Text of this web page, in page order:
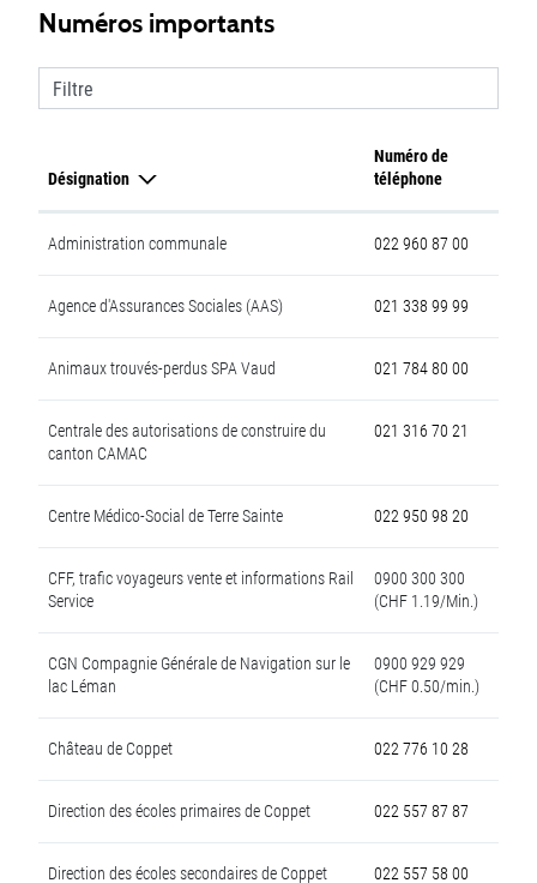
Numéros importants
Filtre
Désignation
Numéro de
téléphone
Administration communale 022 960 87 00
Agence d'Assurances Sociales (AAS) 021 338 99 99
Animaux trouvés-perdus SPA Vaud 021 784 80 00
Centrale des autorisations de construire du
canton CAMAC
021 316 70 21
Centre Médico-Social de Terre Sainte 022 950 98 20
CFF, trafic voyageurs vente et informations Rail
Service
0900 300 300
(CHF 1.19/Min.)
CGN Compagnie Générale de Navigation sur le
lac Léman
0900 929 929
(CHF 0.50/min.)
Château de Coppet 022 776 10 28
Direction des écoles primaires de Coppet 022 557 87 87
Direction des écoles secondaires de Coppet 022 557 58 00